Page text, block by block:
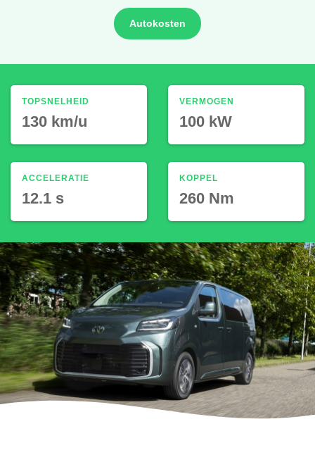
Autokosten
TOPSNELHEID
130 km/u
ACCELERATIE
12.1 s
VERMOGEN
100 kW
KOPPEL
260 Nm